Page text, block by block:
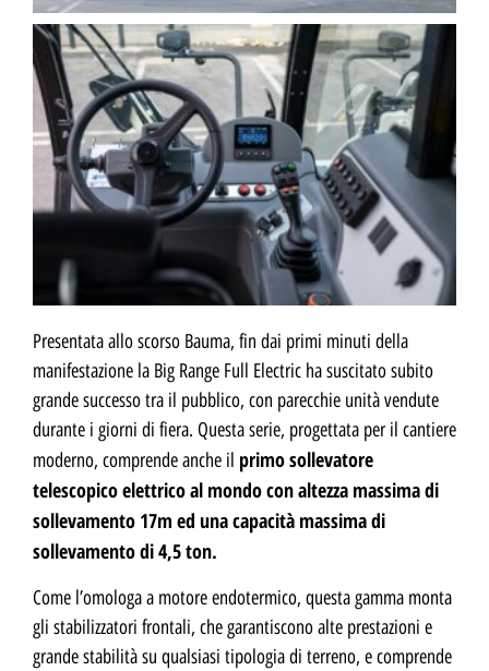
Presentata allo scorso Bauma, fin dai primi minuti della
manifestazione la Big Range Full Electric ha suscitato subito
grande successo tra il pubblico, con parecchie unità vendute
durante i giorni di fiera. Questa serie, progettata per il cantiere
moderno, comprende anche il primo sollevatore
telescopico elettrico al mondo con altezza massima di
sollevamento 17m ed una capacità massima di
sollevamento di 4,5 ton.
Come l’omologa a motore endotermico, questa gamma monta
gli stabilizzatori frontali, che garantiscono alte prestazioni e
grande stabilità su qualsiasi tipologia di terreno, e comprende